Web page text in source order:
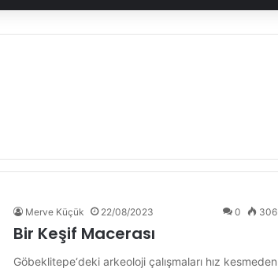
Merve Küçük 22/08/2023 0 306
Bir Keşif Macerası
Göbeklitepe‘deki arkeoloji çalışmaları hız kesmeden